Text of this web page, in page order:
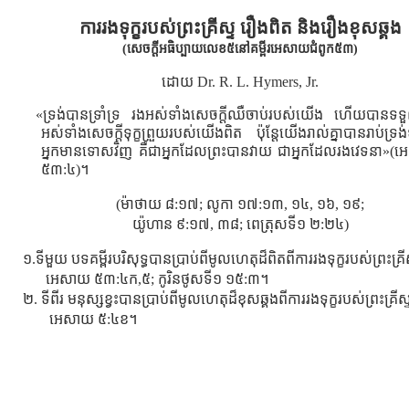
ការរងទុក្ខរបស់ព្រះគ្រីស្ទ រឿងពិត និងរឿងខុសឆ្គង
(សេចក្ដីអធិប្បាយលេខ៥នៅគម្ពីរអេសាយជំពូក៥៣)
ដោយ Dr. R. L. Hymers, Jr.
«ទ្រង់បានទ្រាំទ្រ រងអស់ទាំងសេចក្តីឈឺចាប់របស់យើង ហើយបានទទួ
អស់ទាំងសេចក្តីទុក្ខព្រួយរបស់យើងពិត ប៉ុន្តែយើងរាល់គ្នាបានរាប់ទ្រ
អ្នកមានទោសវិញ គឺជាអ្នកដែលព្រះបានវាយ ជាអ្នកដែលរងវេទនា»(
៥៣:៤)។
(ម៉ាថាយ ៨:១៧; លូកា ១៧:១៣, ១៤, ១៦, ១៩;
យ៉ូហាន ៩:១៧, ៣៨; ពេត្រុសទី១ ២:២៤)
១.ទីមួយ បទគម្ពីរបរិសុទ្ធបានប្រាប់ពីមូលហេតុដ៏ពិតពីការរងទុក្ខរបស់ព្រះគ្រី
អេសាយ ៥៣:៤ក,៥; កូរិនថូសទី១ ១៥:៣។
២. ទីពីរ មនុស្សខ្វះបានប្រាប់ពីមូលហេតុដ៏ខុសឆ្គងពីការរងទុក្ខរបស់ព្រះគ្រីស្
អេសាយ ៥:៤ខ។